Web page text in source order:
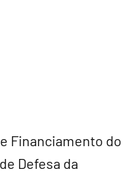
Financiamento do
Defesa da